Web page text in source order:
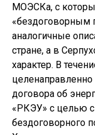
МОЭСКа, с
«бездоговорным
аналогичные
стране, а в
характер. В
договора об
«РКЭУ» с целью
бездоговорного